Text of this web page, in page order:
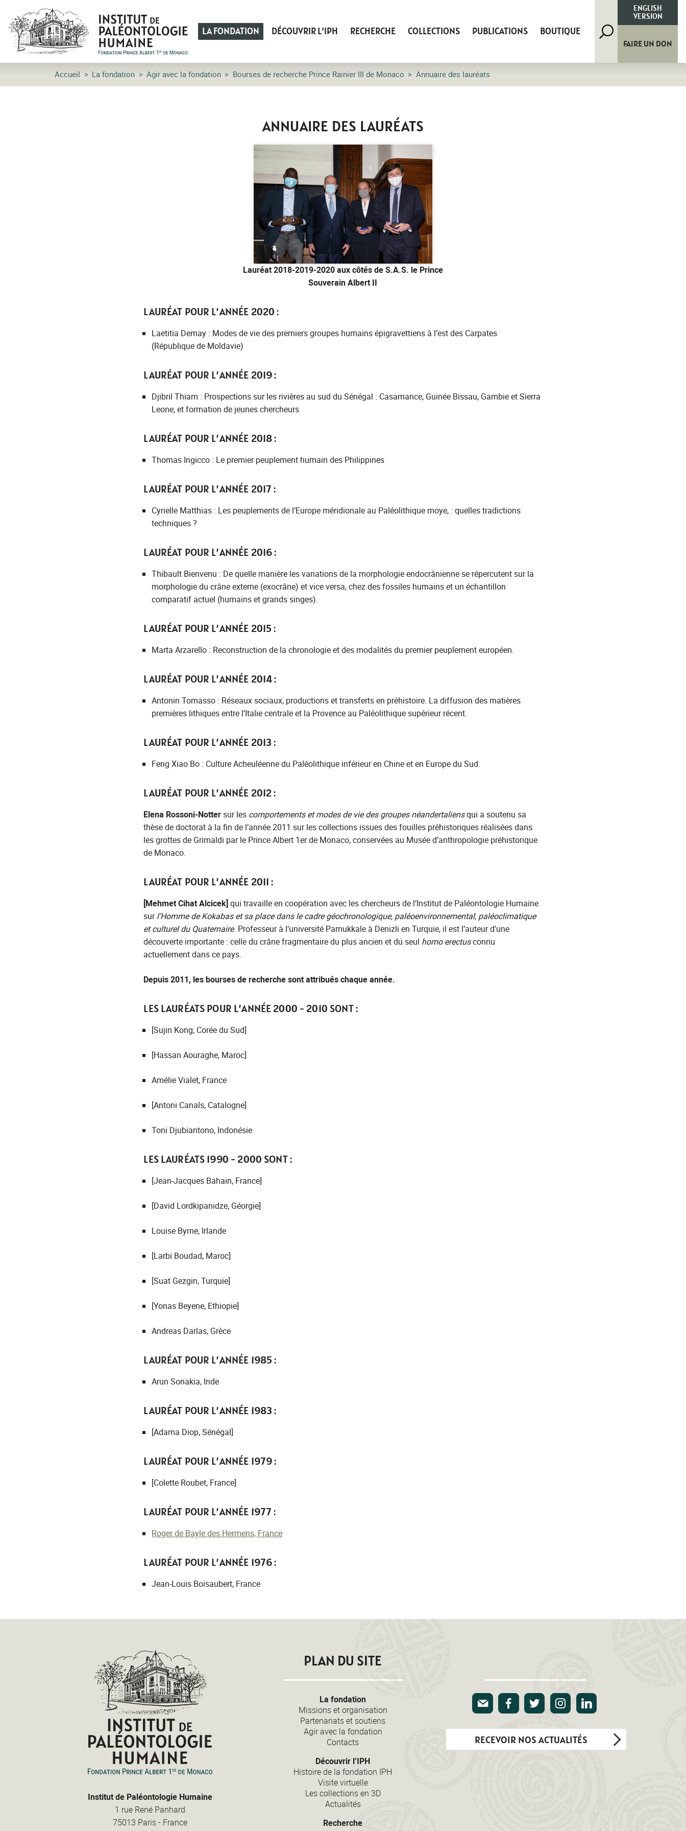
LA FONDATION DÉCOUVRIR L’IPH RECHERCHE COLLECTIONS PUBLICATIONS BOUTIQUE
Rechercher
ENGLISH
VERSION
FAIRE UN DON
Accueil La fondation Agir avec la fondation Bourses de recherche Prince Rainier III de Monaco Annuaire des lauréats
ANNUAIRE DES LAURÉATS
Lauréat 2018-2019-2020 aux côtés de S.A.S. le Prince
Souverain Albert II
LAURÉAT POUR L’ANNÉE 2020 :
Laetitia Demay : Modes de vie des premiers groupes humains épigravettiens à l’est des Carpates
(République de Moldavie)
LAURÉAT POUR L’ANNÉE 2019 :
Djibril Thiam : Prospections sur les rivières au sud du Sénégal : Casamance, Guinée Bissau, Gambie et Sierra
Leone, et formation de jeunes chercheurs
LAURÉAT POUR L’ANNÉE 2018 :
Thomas Ingicco : Le premier peuplement humain des Philippines
LAURÉAT POUR L’ANNÉE 2017 :
Cyrielle Matthias : Les peuplements de l’Europe méridionale au Paléolithique moye, : quelles tradictions
techniques ?
LAURÉAT POUR L’ANNÉE 2016 :
Thibault Bienvenu : De quelle manière les variations de la morphologie endocrânienne se répercutent sur la
morphologie du crâne externe (exocrâne) et vice versa, chez des fossiles humains et un échantillon
comparatif actuel (humains et grands singes).
LAURÉAT POUR L’ANNÉE 2015 :
Marta Arzarello : Reconstruction de la chronologie et des modalités du premier peuplement européen.
LAURÉAT POUR L’ANNÉE 2014 :
Antonin Tomasso : Réseaux sociaux, productions et transferts en préhistoire. La diffusion des matières
premières lithiques entre l’Italie centrale et la Provence au Paléolithique supérieur récent.
LAURÉAT POUR L’ANNÉE 2013 :
Feng Xiao Bo : Culture Acheuléenne du Paléolithique inférieur en Chine et en Europe du Sud.
LAURÉAT POUR L’ANNÉE 2012 :
Elena Rossoni-Nottersur les comportements et modes de vie des groupes néandertaliensqui a soutenu sa
thèse de doctorat à la fin de l’année 2011 sur les collections issues des fouilles préhistoriques réalisées dans
les grottes de Grimaldi par le Prince Albert 1er de Monaco, conservées au Musée d’anthropologie préhistorique
de Monaco.
LAURÉAT POUR L’ANNÉE 2011 :
[Mehmet Cihat Alcicek] qui travaille en coopération avec les chercheurs de l’Institut de Paléontologie Humaine
surl’Homme de Kokabas et sa place dans le cadre géochronologique, paléoenvironnemental, paléoclimatique
et culturel du Quaternaire. Professeur à l’université Pamukkale à Denizli en Turquie, il est l’auteur d’une
découverte importante : celle du crâne fragmentaire du plus ancien et du seul homo erectusconnu
actuellement dans ce pays.
Depuis 2011, les bourses de recherche sont attribués chaque année.
LES LAURÉATS POUR L’ANNÉE 2000 - 2010 SONT :
[Sujin Kong, Corée du Sud]
[Hassan Aouraghe, Maroc]
Amélie Vialet, France
[Antoni Canals, Catalogne]
Toni Djubiantono, Indonésie
LES LAURÉATS 1990 - 2000 SONT :
[Jean-Jacques Bahain, France]
[David Lordkipanidze, Géorgie]
Louise Byrne, Irlande
[Larbi Boudad, Maroc]
[Suat Gezgin, Turquie]
[Yonas Beyene, Ethiopie]
Andreas Darlas, Grèce
LAURÉAT POUR L’ANNÉE 1985 :
Arun Sonakia, Inde
LAURÉAT POUR L’ANNÉE 1983 :
[Adama Diop, Sénégal]
LAURÉAT POUR L’ANNÉE 1979 :
[Colette Roubet, France]
LAURÉAT POUR L’ANNÉE 1977 :
Roger de Bayle des Hermens, France
LAURÉAT POUR L’ANNÉE 1976 :
Jean-Louis Boisaubert, France
Institut de Paléontologie Humaine
1 rue René Panhard
75013 Paris- France
PLAN DU SITE
La fondation
Missions et organisation
Partenariats et soutiens
Agir avec la fondation
Contacts
Découvrir l’IPH
Histoire de la fondation IPH
Visite virtuelle
Les collections en 3D
Actualités
Recherche
RECEVOIR NOS ACTUALITÉS